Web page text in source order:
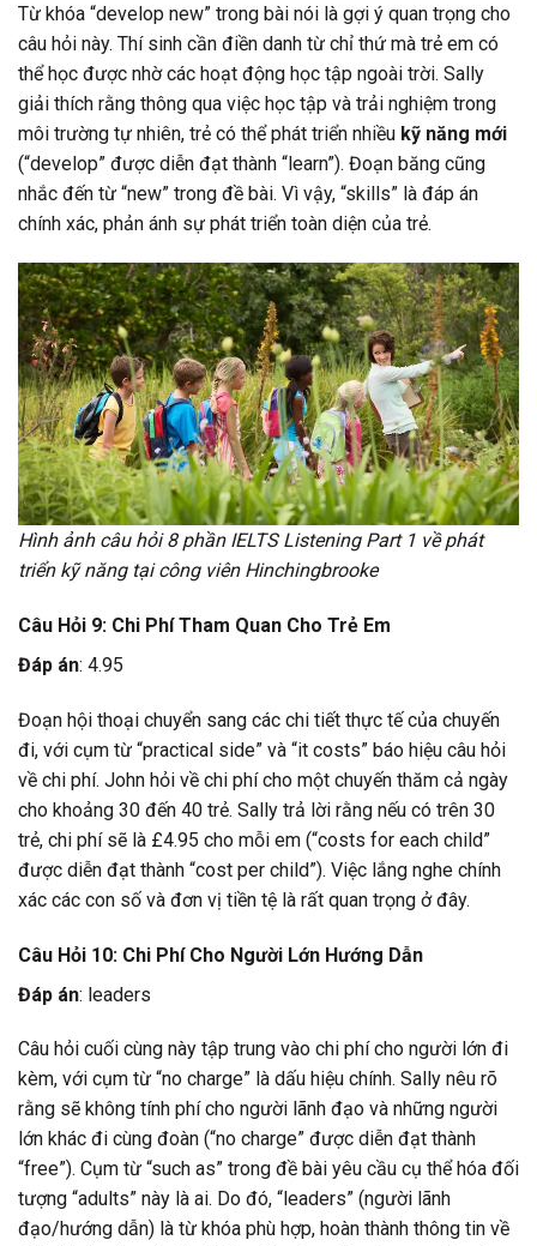
Từ khóa “develop new” trong bài nói là gợi ý quan trọng cho
câu hỏi này. Thí sinh cần điền danh từ chỉ thứ mà trẻ em có
thể học được nhờ các hoạt động học tập ngoài trời. Sally
giải thích rằng thông qua việc học tập và trải nghiệm trong
môi trường tự nhiên, trẻ có thể phát triển nhiều kỹ năng mới
(“develop” được diễn đạt thành “learn”). Đoạn băng cũng
nhắc đến từ “new” trong đề bài. Vì vậy, “skills” là đáp án
chính xác, phản ánh sự phát triển toàn diện của trẻ.
Hình ảnh câu hỏi 8 phần IELTS Listening Part 1 về phát
triển kỹ năng tại công viên Hinchingbrooke
Câu Hỏi 9: Chi Phí Tham Quan Cho Trẻ Em
Đáp án: 4.95
Đoạn hội thoại chuyển sang các chi tiết thực tế của chuyến
đi, với cụm từ “practical side” và “it costs” báo hiệu câu hỏi
về chi phí. John hỏi về chi phí cho một chuyến thăm cả ngày
cho khoảng 30 đến 40 trẻ. Sally trả lời rằng nếu có trên 30
trẻ, chi phí sẽ là £4.95 cho mỗi em (“costs for each child”
được diễn đạt thành “cost per child”). Việc lắng nghe chính
xác các con số và đơn vị tiền tệ là rất quan trọng ở đây.
Câu Hỏi 10: Chi Phí Cho Người Lớn Hướng Dẫn
Đáp án: leaders
Câu hỏi cuối cùng này tập trung vào chi phí cho người lớn đi
kèm, với cụm từ “no charge” là dấu hiệu chính. Sally nêu rõ
rằng sẽ không tính phí cho người lãnh đạo và những người
lớn khác đi cùng đoàn (“no charge” được diễn đạt thành
“free”). Cụm từ “such as” trong đề bài yêu cầu cụ thể hóa đối
tượng “adults” này là ai. Do đó, “leaders” (người lãnh
đạo/hướng dẫn) là từ khóa phù hợp, hoàn thành thông tin về